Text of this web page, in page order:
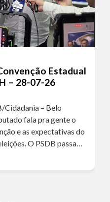
Estadual
– 28-07-26
Cidadania – Belo
fala pra gente o
e as expectativas do
O PSDB passa…